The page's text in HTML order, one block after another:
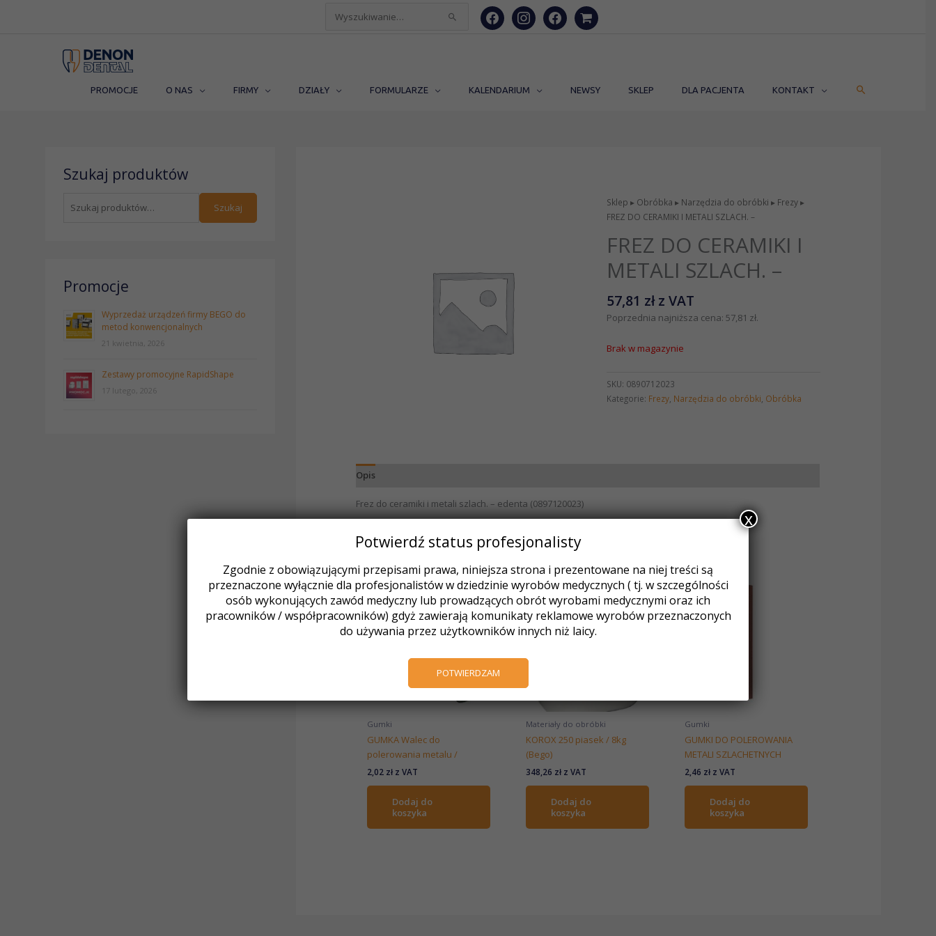
Szukaj
facebookinstagramfacebookshopping-
PROMOCJE O NAS FIRMY DZIAŁY FORMULARZE KALENDARIUM NEWSY SKLEP DLA PACJENTA KONTAKT SZUKAJ
Szukaj produktów
z
Szukaj
Promocje
Wyprzedaż urządzeń firmy BEGO do
metod konwencjonalnych
21 kwietnia, 2026
Zestawy promocyjne RapidShape
17 lutego, 2026
Sklep ▸ Obróbka ▸ Narzędzia do obróbki ▸ Frezy▸
FREZ DO CERAMIKI I METALI SZLACH. –
FREZ DO CERAMIKI I
METALI SZLACH. –
57,81 złz VAT
Poprzednia najniższa cena: 57,81 zł.
Brak w magazynie
SKU: 0890712023
Kategorie: Frezy Narzędzia do obróbki Obróbka
Opis
Frez do ceramiki i metali szlach. – edenta (0897120023)
Gumki
GUMKA Walec do
polerowania metalu /
2,02 złz VAT
Dodaj do
koszyka
Materiały do obróbki
KOROX 250 piasek / 8kg
(Bego)
348,26 złz VAT
Dodaj do
koszyka
Gumki
GUMKI DO POLEROWANIA
METALI SZLACHETNYCH
2,46 zł z VAT
Dodaj do
koszyka
Potwierdź status profesjonalisty
Zgodnie z obowiązującymi przepisami prawa, niniejsza strona i prezentowane na niej treści są
przeznaczone wyłącznie dla profesjonalistów w dziedzinie wyrobów medycznych ( tj. w szczególności
osób wykonujących zawód medyczny lub prowadzących obrót wyrobami medycznymi oraz ich
pracowników / współpracowników) gdyż zawierają komunikaty reklamowe wyrobów przeznaczonych
do używania przez użytkowników innych niż laicy.
POTWIERDZAM
x